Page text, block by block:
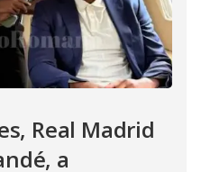
Real Madrid
a